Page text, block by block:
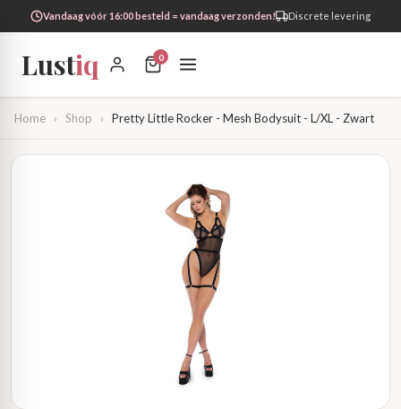
Vandaag vóór 16:00 besteld = vandaag verzonden! Discrete levering
Lustiq 0
Home › Shop › Pretty Little Rocker - Mesh Bodysuit - L/XL - Zwart